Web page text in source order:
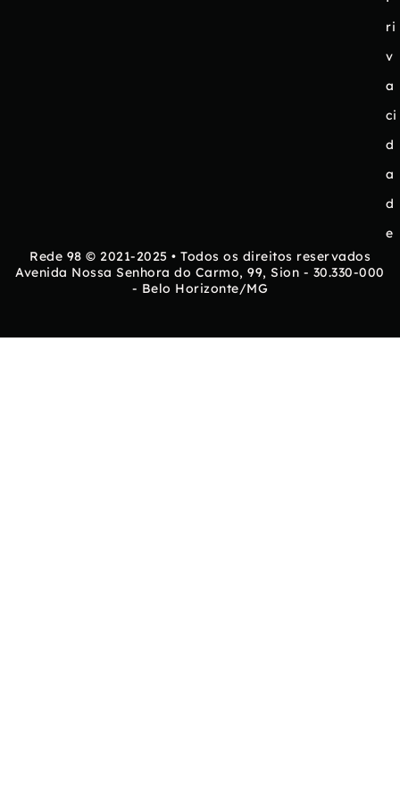
ri
v
a
ci
d
a
d
e
Rede 98 © 2021-2025 • Todos os direitos reservados
Avenida Nossa Senhora do Carmo, 99, Sion - 30.330-000
- Belo Horizonte/MG